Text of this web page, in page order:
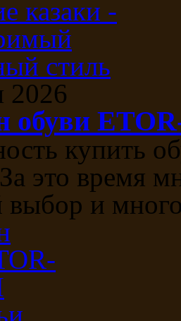
2026
обуви
купить
это время
и